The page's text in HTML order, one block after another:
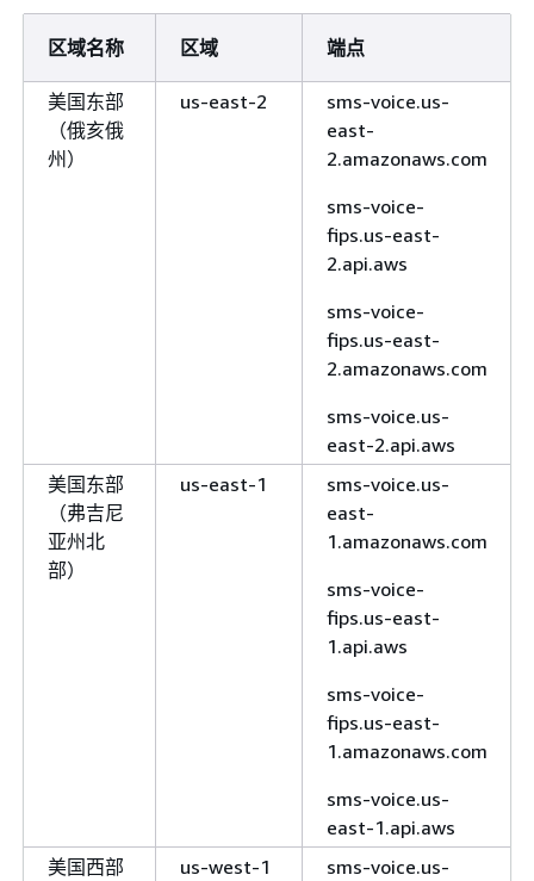
区域名称 区域 端点
美国东部
（俄亥俄
州）
us-east-2
sms-voice.us-
east-
2.amazonaws.com
sms-voice-
fips.us-east-
2.api.aws
sms-voice-
fips.us-east-
2.amazonaws.com
sms-voice.us-
east-2.api.aws
美国东部
（弗吉尼
亚州北
部）
us-east-1
sms-voice.us-
east-
1.amazonaws.com
sms-voice-
fips.us-east-
1.api.aws
sms-voice-
fips.us-east-
1.amazonaws.com
sms-voice.us-
east-1.api.aws
美国西部
us-west-1
sms-voice.us-